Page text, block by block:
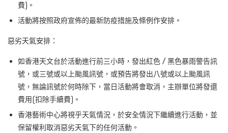
費)。
活動將按照政府宣佈的最新防疫措施及條例作安排。
惡劣天氣安排：
如香港天文台於活動進行前三小時，發出紅色 / 黑色暴雨警告訊
號，或三號或以上颱風訊號，或預告將發出八號或以上颱風訊
號，無論訊號於何時除下，當日活動將會取消，主辦單位將發還
費用(扣除手續費)。
香港藝術中心將視乎天氣情況，於安全情況下繼續進行活動，並
保留權利取消惡劣天氣下的任何活動。